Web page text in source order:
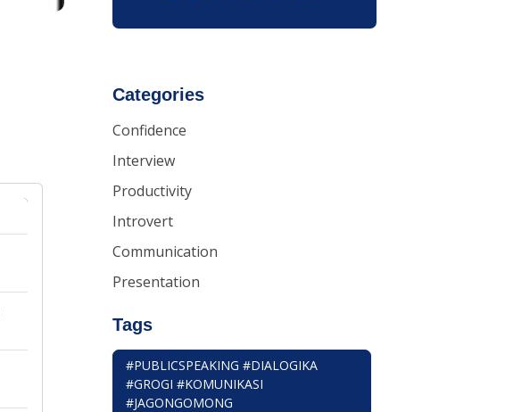
Categories
Confidence
Interview
Productivity
Introvert
Communication
Presentation
Tags
#PUBLICSPEAKING #DIALOGIKA
#GROGI #KOMUNIKASI
#JAGONGOMONG